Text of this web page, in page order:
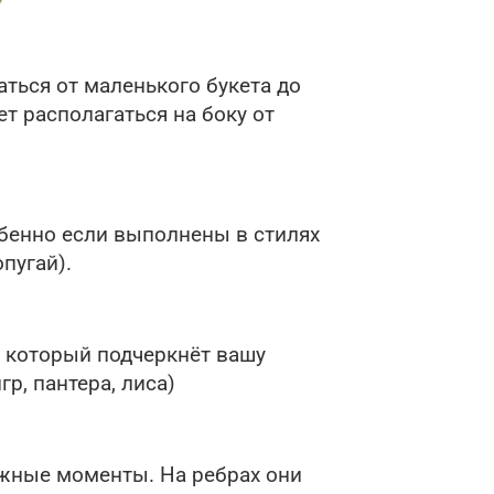
от маленького букета до
располагаться на боку от
если выполнены в стилях
подчеркнёт вашу
пантера, лиса)
моменты. На ребрах они